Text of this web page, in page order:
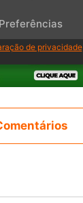
Preferências
de privacidade